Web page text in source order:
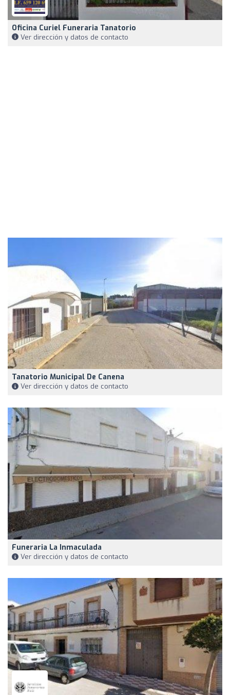
Oficina Curiel Funeraria Tanatorio
Ver dirección y datos de contacto
Tanatorio Municipal De Canena
Ver dirección y datos de contacto
Funeraria La Inmaculada
Ver dirección y datos de contacto